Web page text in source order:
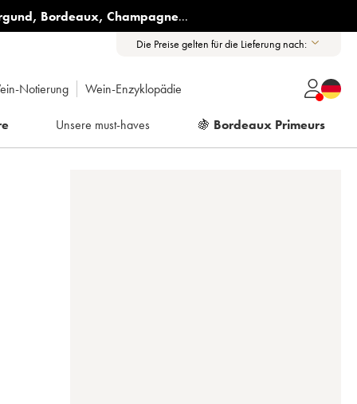
, Bordeaux, Champagne...
Die Preise gelten für die Lieferung nach:
Notierung Wein-Enzyklopädie
Unsere must-haves 🍇 Bordeaux Primeurs